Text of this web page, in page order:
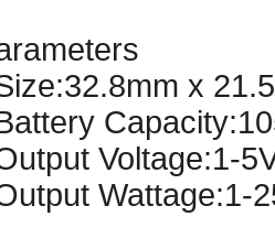
x
Voltage:1-
Wattage:1-